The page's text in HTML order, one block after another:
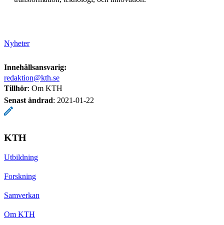
Nyheter
Innehållsansvarig:
redaktion@kth.se
Tillhör: Om KTH
Senast ändrad: 2021-01-22
KTH
Utbildning
Forskning
Samverkan
Om KTH